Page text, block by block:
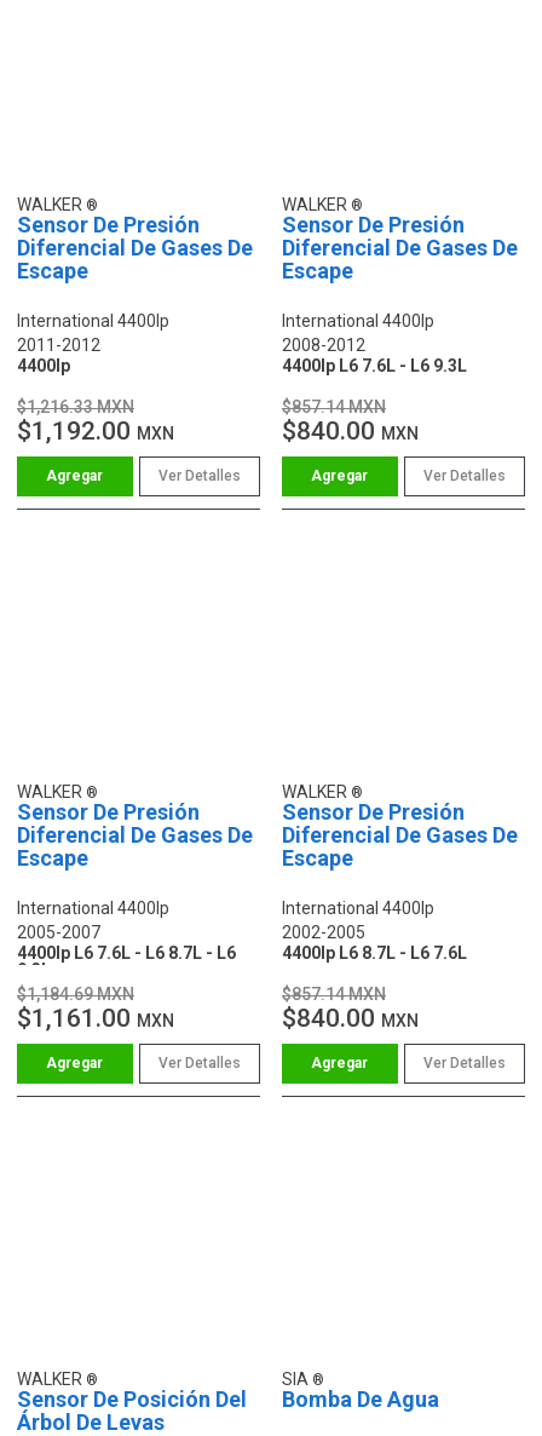
WALKER
Sensor De Presión
Diferencial De Gases De
Escape
International 4400lp
2011-2012
4400lp
$1,216.33 MXN
$1,192.00 MXN
Ver Detalles
WALKER
Sensor De Presión
Diferencial De Gases De
Escape
International 4400lp
2008-2012
4400lp L6 7.6L - L6 9.3L
$857.14 MXN
$840.00 MXN
Ver Detalles
WALKER
Sensor De Presión
Diferencial De Gases De
Escape
International 4400lp
2005-2007
4400lp L6 7.6L - L6 8.7L - L6
9.3L
$1,184.69 MXN
$1,161.00 MXN
Ver Detalles
WALKER
Sensor De Presión
Diferencial De Gases De
Escape
International 4400lp
2002-2005
4400lp L6 8.7L - L6 7.6L
$857.14 MXN
$840.00 MXN
Ver Detalles
WALKER
Sensor De Posición Del
Árbol De Levas
SIA
Bomba De Agua